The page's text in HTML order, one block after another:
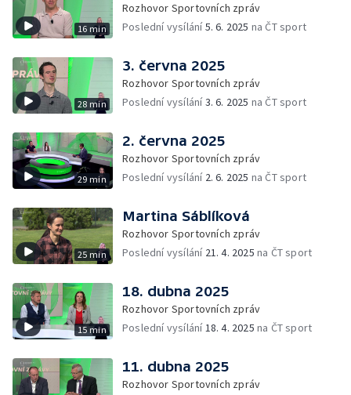
16 min
Rozhovor Sportovních zpráv
Poslední vysílání5. 6. 2025 na ČT sport
28 min
3. června 2025
Rozhovor Sportovních zpráv
Poslední vysílání3. 6. 2025 na ČT sport
29 min
2. června 2025
Rozhovor Sportovních zpráv
Poslední vysílání 2. 6. 2025 na ČT sport
25 min
Martina Sáblíková
Rozhovor Sportovních zpráv
Poslední vysílání 21. 4. 2025 na ČT sport
15 min
18. dubna 2025
Rozhovor Sportovních zpráv
Poslední vysílání18. 4. 2025 na ČT sport
11. dubna 2025
Rozhovor Sportovních zpráv